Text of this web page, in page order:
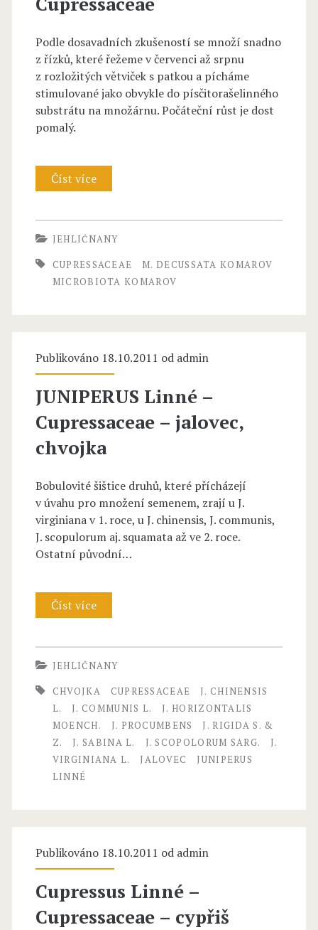
i
n
e
c
p
r
e
s
a
c
e
a
e
r
a
v
Podle dosavadních zkušeností se množí snadno
z řízků, které řežeme v červenci až srpnu
z rozložitých větviček s patkou a pícháme
stimulované jako obvykle do písčitorašelinného
substrátu na množárnu. Počáteční růst je dost
pomalý.
Číst víceM
o
o
m
a
r
o
u
p
r
e
s
e
a
e
JEHLIČNANY
CUPRESSACEAE
M. DECUSSATA KOMAROV
MICROBIOTA KOMAROV
Publikováno 18.10.2011 od admin
JUNIPERUS Linné –
Cupressaceae – jalovec,
chvojka
Bobulovité šištice druhů, které přícházejí
v úvahu pro množení semenem, zrají u J.
virginiana v 1. roce, u J. chinensis, J. communis,
J. scopulorum aj. squamata až ve 2. roce.
Ostatní původní…
Číst víceJ
P
E
R
i
n
n
JEHLIČNANY
CHVOJKA
CUPRESSACEAE
J. CHINENSIS
L.
J. COMMUNIS L.
J. HORIZONTALIS
MOENCH.
J. PROCUMBENS
J. RIGIDA S. &
Z.
J. SABINA L. J. SCOPOLORUM SARG.
J.
VIRGINIANA L.
JALOVEC
JUNIPERUS
LINNÉ
Publikováno 18.10.2011 od admin
Cupressus Linné –
Cupressaceae – cypřiš